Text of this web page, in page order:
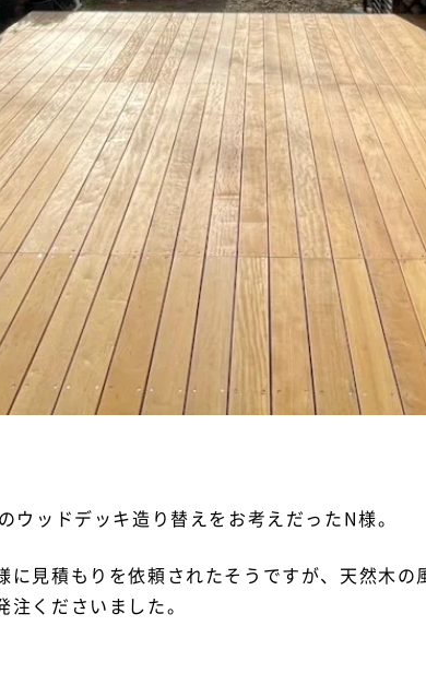
ウッドデッキ造り替えをお考えだったN様。
見積もりを依頼されたそうですが、天然木の
くださいました。